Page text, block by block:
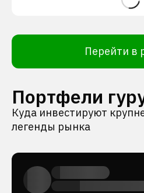
Перейти в
Портфели
Куда инвестируют
легенды рынка